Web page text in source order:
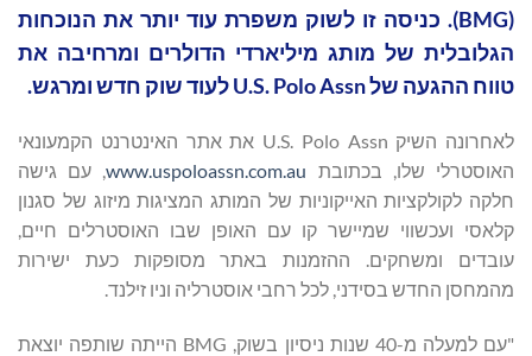
(BMG). כניסה זו לשוק משפרת עוד יותר את הנוכחות
הגלובלית של מותג מיליארדי הדולרים ומרחיבה את
טווח ההגעה של U.S. Polo Assn לעוד שוק חדש ומרגש.
לאחרונה השיק U.S. Polo Assn את אתר האינטרנט הקמעונאי
האוסטרלי שלו, בכתובת www.uspoloassn.com.au, עם גישה
חלקה לקולקציות האייקוניות של המותג המציגות מיזוג של סגנון
קלאסי ועכשווי שמיישר קו עם האופן שבו האוסטרלים חיים,
עובדים ומשחקים. ההזמנות באתר מסופקות כעת ישירות
מהמחסן החדש בסידני, לכל רחבי אוסטרליה וניו זילנד.
"עם למעלה מ-40 שנות ניסיון בשוק, BMG הייתה שותפה יוצאת